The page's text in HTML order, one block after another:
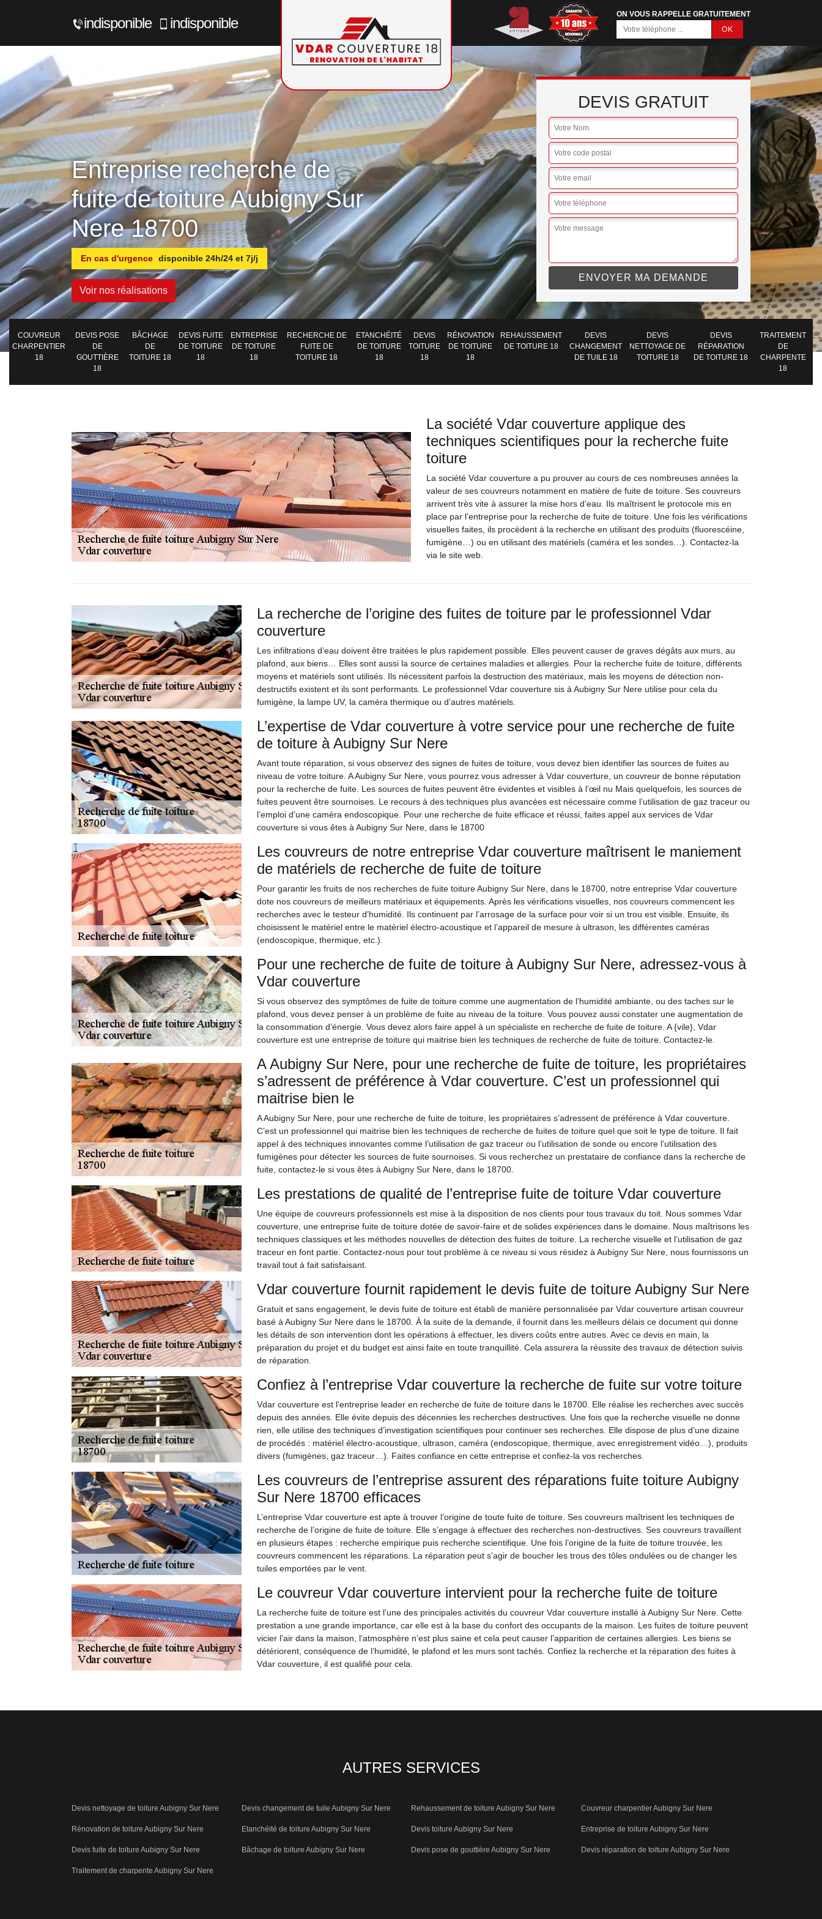
indisponible indisponible
ON VOUS RAPPELLE GRATUITEMENT
Entreprise recherche de
fuite de toiture Aubigny Sur
Nere 18700
En cas d'urgence disponible 24h/24 et 7j/j
Voir nos réalisations
DEVIS GRATUIT
COUVREUR
CHARPENTIER
18
DEVIS POSE
DE
GOUTTIÈRE
18
BÂCHAGE
DE
TOITURE 18
DEVIS FUITE
DE TOITURE
18
ENTREPRISE
DE TOITURE
18
RECHERCHE DE
FUITE DE
TOITURE 18
ETANCHÉITÉ
DE TOITURE
18
DEVIS
TOITURE
18
RÉNOVATION
DE TOITURE
18
REHAUSSEMENT
DE TOITURE 18
DEVIS
CHANGEMENT
DE TUILE 18
DEVIS
NETTOYAGE DE
TOITURE 18
DEVIS
RÉPARATION
DE TOITURE 18
TRAITEMENT
DE
CHARPENTE
18
La société Vdar couverture applique des
techniques scientifiques pour la recherche fuite
toiture
La société Vdar couverture a pu prouver au cours de ces nombreuses années la
valeur de ses couvreurs notamment en matière de fuite de toiture. Ses couvreurs
arrivent très vite à assurer la mise hors d’eau. Ils maîtrisent le protocole mis en
place par l’entreprise pour la recherche de fuite de toiture. Une fois les vérifications
visuelles faites, ils procèdent à la recherche en utilisant des produits (fluorescéine,
fumigène…) ou en utilisant des matériels (caméra et les sondes…). Contactez-la
via le site web.
La recherche de l’origine des fuites de toiture par le professionnel Vdar
couverture
Les infiltrations d’eau doivent être traitées le plus rapidement possible. Elles peuvent causer de graves dégâts aux murs, au
plafond, aux biens… Elles sont aussi la source de certaines maladies et allergies. Pour la recherche fuite de toiture, différents
moyens et matériels sont utilisés. Ils nécessitent parfois la destruction des matériaux, mais les moyens de détection non-
destructifs existent et ils sont performants. Le professionnel Vdar couverture sis à Aubigny Sur Nere utilise pour cela du
fumigène, la lampe UV, la caméra thermique ou d’autres matériels.
L’expertise de Vdar couverture à votre service pour une recherche de fuite
de toiture à Aubigny Sur Nere
Avant toute réparation, si vous observez des signes de fuites de toiture, vous devez bien identifier las sources de fuites au
niveau de votre toiture. A Aubigny Sur Nere, vous pourrez vous adresser à Vdar couverture, un couvreur de bonne réputation
pour la recherche de fuite. Les sources de fuites peuvent être évidentes et visibles à l’œil nu Mais quelquefois, les sources de
fuites peuvent être sournoises. Le recours à des techniques plus avancées est nécessaire comme l’utilisation de gaz traceur ou
l’emploi d’une caméra endoscopique. Pour une recherche de fuite efficace et réussi, faites appel aux services de Vdar
couverture si vous êtes à Aubigny Sur Nere, dans le 18700
Les couvreurs de notre entreprise Vdar couverture maîtrisent le maniement
de matériels de recherche de fuite de toiture
Pour garantir les fruits de nos recherches de fuite toiture Aubigny Sur Nere, dans le 18700, notre entreprise Vdar couverture
dote nos couvreurs de meilleurs matériaux et équipements. Après les vérifications visuelles, nos couvreurs commencent les
recherches avec le testeur d’humidité. Ils continuent par l’arrosage de la surface pour voir si un trou est visible. Ensuite, ils
choisissent le matériel entre le matériel électro-acoustique et l’appareil de mesure à ultrason, les différentes caméras
(endoscopique, thermique, etc.).
Pour une recherche de fuite de toiture à Aubigny Sur Nere, adressez-vous à
Vdar couverture
Si vous observez des symptômes de fuite de toiture comme une augmentation de l’humidité ambiante, ou des taches sur le
plafond, vous devez penser à un problème de fuite au niveau de la toiture. Vous pouvez aussi constater une augmentation de
la consommation d’énergie. Vous devez alors faire appel à un spécialiste en recherche de fuite de toiture. A {vile}, Vdar
couverture est une entreprise de toiture qui maitrise bien les techniques de recherche de fuite de toiture. Contactez-le.
A Aubigny Sur Nere, pour une recherche de fuite de toiture, les propriétaires
s’adressent de préférence à Vdar couverture. C’est un professionnel qui
maitrise bien le
A Aubigny Sur Nere, pour une recherche de fuite de toiture, les propriétaires s’adressent de préférence à Vdar couverture.
C’est un professionnel qui maitrise bien les techniques de recherche de fuites de toiture quel que soit le type de toiture. Il fait
appel à des techniques innovantes comme l’utilisation de gaz traceur ou l’utilisation de sonde ou encore l’utilisation des
fumigènes pour détecter les sources de fuite sournoises. Si vous recherchez un prestataire de confiance dans la recherche de
fuite, contactez-le si vous êtes à Aubigny Sur Nere, dans le 18700.
Les prestations de qualité de l’entreprise fuite de toiture Vdar couverture
Une équipe de couvreurs professionnels est mise à la disposition de nos clients pour tous travaux du toit. Nous sommes Vdar
couverture, une entreprise fuite de toiture dotée de savoir-faire et de solides expériences dans le domaine. Nous maîtrisons les
techniques classiques et les méthodes nouvelles de détection des fuites de toiture. La recherche visuelle et l’utilisation de gaz
traceur en font partie. Contactez-nous pour tout problème à ce niveau si vous résidez à Aubigny Sur Nere, nous fournissons un
travail tout à fait satisfaisant.
Vdar couverture fournit rapidement le devis fuite de toiture Aubigny Sur Nere
Gratuit et sans engagement, le devis fuite de toiture est établi de manière personnalisée par Vdar couverture artisan couvreur
basé à Aubigny Sur Nere dans le 18700. À la suite de la demande, il fournit dans les meilleurs délais ce document qui donne
les détails de son intervention dont les opérations à effectuer, les divers coûts entre autres. Avec ce devis en main, la
préparation du projet et du budget est ainsi faite en toute tranquillité. Cela assurera la réussite des travaux de détection suivis
de réparation.
Confiez à l’entreprise Vdar couverture la recherche de fuite sur votre toiture
Vdar couverture est l’entreprise leader en recherche de fuite de toiture dans le 18700. Elle réalise les recherches avec succès
depuis des années. Elle évite depuis des décennies les recherches destructives. Une fois que la recherche visuelle ne donne
rien, elle utilise des techniques d’investigation scientifiques pour continuer ses recherches. Elle dispose de plus d’une dizaine
de procédés : matériel électro-acoustique, ultrason, caméra (endoscopique, thermique, avec enregistrement vidéo…), produits
divers (fumigènes, gaz traceur…). Faites confiance en cette entreprise et confiez-la vos recherches.
Les couvreurs de l’entreprise assurent des réparations fuite toiture Aubigny
Sur Nere 18700 efficaces
L’entreprise Vdar couverture est apte à trouver l’origine de toute fuite de toiture. Ses couvreurs maîtrisent les techniques de
recherche de l’origine de fuite de toiture. Elle s’engage à effectuer des recherches non-destructives. Ses couvreurs travaillent
en plusieurs étapes : recherche empirique puis recherche scientifique. Une fois l’origine de la fuite de toiture trouvée, les
couvreurs commencent les réparations. La réparation peut s’agir de boucher les trous des tôles ondulées ou de changer les
tuiles emportées par le vent.
Le couvreur Vdar couverture intervient pour la recherche fuite de toiture
La recherche fuite de toiture est l’une des principales activités du couvreur Vdar couverture installé à Aubigny Sur Nere. Cette
prestation a une grande importance, car elle est à la base du confort des occupants de la maison. Les fuites de toiture peuvent
vicier l’air dans la maison, l’atmosphère n’est plus saine et cela peut causer l’apparition de certaines allergies. Les biens se
détériorent, conséquence de l’humidité, le plafond et les murs sont tachés. Confiez la recherche et la réparation des fuites à
Vdar couverture, il est qualifié pour cela.
AUTRES SERVICES
Devis nettoyage de toiture Aubigny Sur Nere Devis changement de tuile Aubigny Sur Nere Rehaussement de toiture Aubigny Sur Nere Couvreur charpentier Aubigny Sur Nere
Rénovation de toiture Aubigny Sur Nere Etanchéité de toiture Aubigny Sur Nere Devis toiture Aubigny Sur Nere Entreprise de toiture Aubigny Sur Nere
Devis fuite de toiture Aubigny Sur Nere Bâchage de toiture Aubigny Sur Nere Devis pose de gouttière Aubigny Sur Nere Devis réparation de toiture Aubigny Sur Nere
Traitement de charpente Aubigny Sur Nere